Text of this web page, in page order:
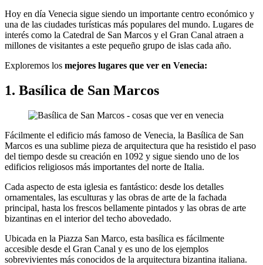
Hoy en día Venecia sigue siendo un importante centro económico y
una de las ciudades turísticas más populares del mundo. Lugares de
interés como la Catedral de San Marcos y el Gran Canal atraen a
millones de visitantes a este pequeño grupo de islas cada año.
Exploremos los mejores lugares que ver en Venecia:
1. Basílica de San Marcos
Fácilmente el edificio más famoso de Venecia, la Basílica de San
Marcos es una sublime pieza de arquitectura que ha resistido el paso
del tiempo desde su creación en 1092 y sigue siendo uno de los
edificios religiosos más importantes del norte de Italia.
Cada aspecto de esta iglesia es fantástico: desde los detalles
ornamentales, las esculturas y las obras de arte de la fachada
principal, hasta los frescos bellamente pintados y las obras de arte
bizantinas en el interior del techo abovedado.
Ubicada en la Piazza San Marco, esta basílica es fácilmente
accesible desde el Gran Canal y es uno de los ejemplos
sobrevivientes más conocidos de la arquitectura bizantina italiana.